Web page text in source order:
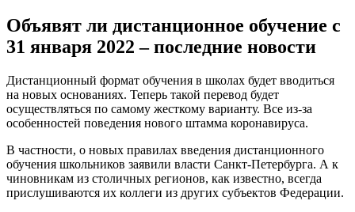
Объявят ли дистанционное обучение с
31 января 2022 – последние новости
Дистанционный формат обучения в школах будет вводиться
на новых основаниях. Теперь такой перевод будет
осуществляться по самому жесткому варианту. Все из-за
особенностей поведения нового штамма коронавируса.
В частности, о новых правилах введения дистанционного
обучения школьников заявили власти Санкт-Петербурга. А к
чиновникам из столичных регионов, как известно, всегда
прислушиваются их коллеги из других субъектов Федерации.